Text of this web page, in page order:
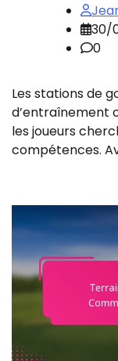
30/
0
Les stations de
d’entraînement
les joueurs
compétences.